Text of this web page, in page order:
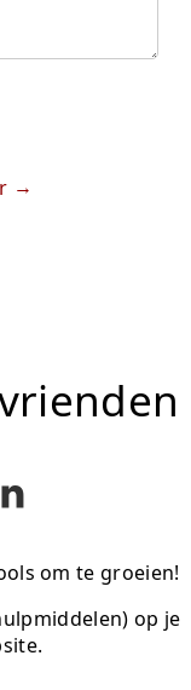
om te groeien!
op je